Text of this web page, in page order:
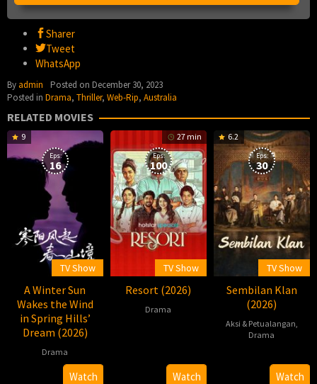
Sharer
Tweet
WhatsApp
By admin Posted on December 30, 2023
Posted in Drama, Thriller, Web-Rip, Australia
RELATED MOVIES
9
Eps:
16
TV Show
A Winter Sun
Wakes the Wind
in Spring Hills’
Dream (2026)
Drama
2026-
LizzyWatch
27 min
Eps:
100
TV Show
Resort (2026)
Drama
13
Watch
6.2
Eps:
30
TV Show
Sembilan Klan
(2026)
Aksi & Petualangan,
Drama
Watch